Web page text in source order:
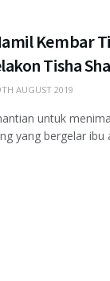
Kembar
Tisha
AUGUST 2019
untuk
yang bergelar ibu